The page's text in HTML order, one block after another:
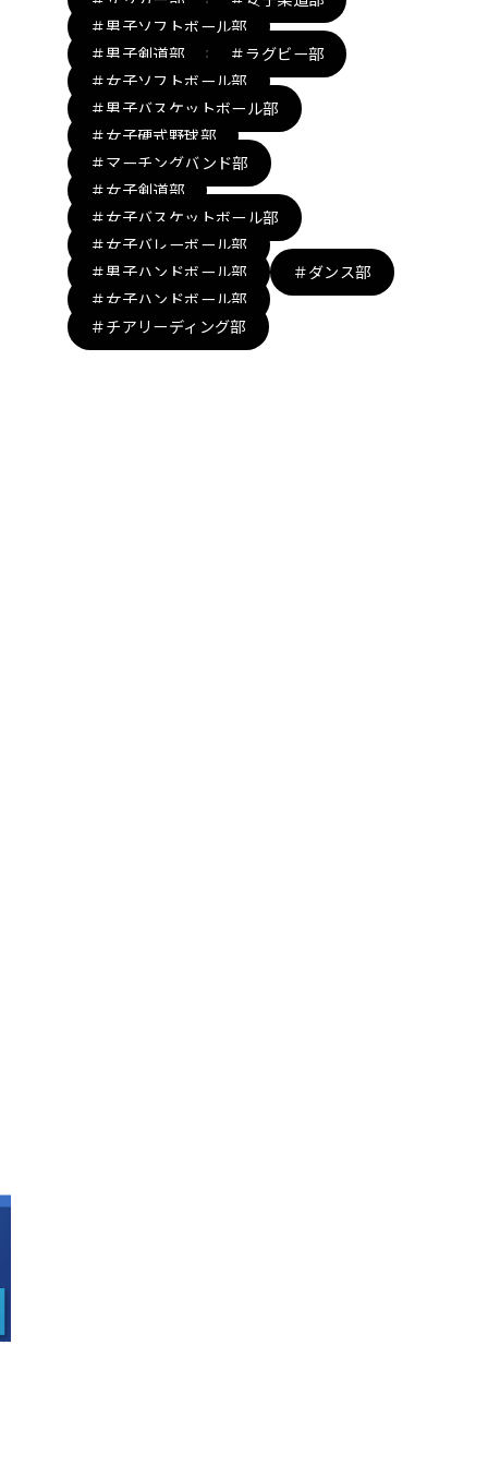
＃男子ソフトボール部
＃男子剣道部
＃ラグビー部
＃女子ソフトボール部
＃男子バスケットボール部
＃女子硬式野球部
＃マーチングバンド部
＃女子剣道部
＃女子バスケットボール部
＃女子バレーボール部
＃男子ハンドボール部
＃ダンス部
＃女子ハンドボール部
＃チアリーディング部